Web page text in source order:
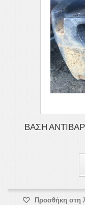
ΒΑΣΗ
Προσθήκη στη